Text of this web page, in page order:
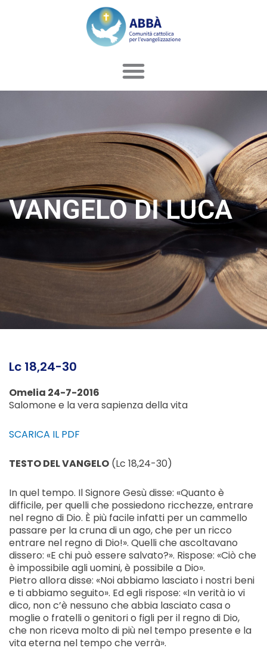
VANGELO DI LUCA
Lc 18,24-30
Omelia 24-7-2016
Salomone e la vera sapienza della vita
SCARICA IL PDF
TESTO DEL VANGELO (Lc 18,24-30)
In quel tempo. Il Signore Gesù disse: «Quanto è
difficile, per quelli che possiedono ricchezze, entrare
nel regno di Dio. È più facile infatti per un cammello
passare per la cruna di un ago, che per un ricco
entrare nel regno di Dio!». Quelli che ascoltavano
dissero: «E chi può essere salvato?». Rispose: «Ciò che
è impossibile agli uomini, è possibile a Dio».
Pietro allora disse: «Noi abbiamo lasciato i nostri beni
e ti abbiamo seguito». Ed egli rispose: «In verità io vi
dico, non c’è nessuno che abbia lasciato casa o
moglie o fratelli o genitori o figli per il regno di Dio,
che non riceva molto di più nel tempo presente e la
vita eterna nel tempo che verrà».